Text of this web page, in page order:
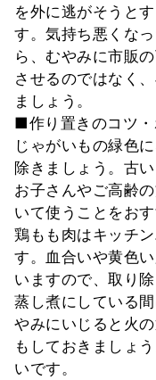
を外に逃がそうと
す。気持ち悪くな
ら、むやみに市販
させるのではなく
ましょう。
■作り置きのコツ・
じゃがいもの緑色
除きましょう。古
お子さんやご高齢
いて使うことをおす
鶏もも肉はキッチ
す。血合いや黄色
いますので、取り
蒸し煮にしている
やみにいじると火
もしておきましょ
いです。